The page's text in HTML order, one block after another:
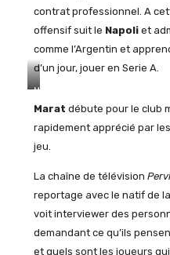
contrat professionnel. A
offensif suit le Napoliet
comme l’Argentin et
d’un jour, jouer en Serie A.
Match
Napoli-
16
1984:
Maradona
face
Marat débute pour le club
rapidement apprécié par
jeu.
La chaîne de télévision
reportage avec le natif de
voit interviewer des
demandant ce qu’ils
et quels sont les joueurs